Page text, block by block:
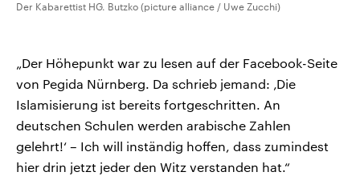
Der Kabarettist HG. Butzko (picture alliance / Uwe Zucchi)
„Der Höhepunkt war zu lesen auf der Facebook-Seite
von Pegida Nürnberg. Da schrieb jemand: ‚Die
Islamisierung ist bereits fortgeschritten. An
deutschen Schulen werden arabische Zahlen
gelehrt!‘ – Ich will inständig hoffen, dass zumindest
hier drin jetzt jeder den Witz verstanden hat.“